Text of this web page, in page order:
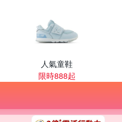
人氣童鞋
限時888起